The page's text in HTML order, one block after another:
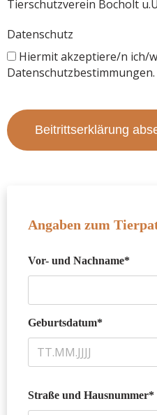
Tierschutzverein Bocholt
Datenschutz
Hiermit akzeptiere/n ich/
Datenschutzbestimmungen.
Beitrittserklärung
Angaben zum
Vor- und Nachname*
Geburtsdatum*
Straße und Hausnummer*